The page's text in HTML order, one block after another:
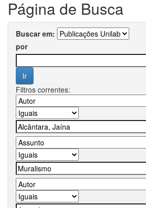
Página de Busca
Buscar em:
por
Filtros correntes: